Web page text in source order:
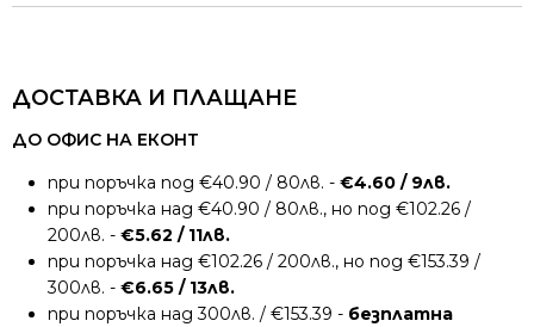
ДОСТАВКА И ПЛАЩАНЕ
ДО ОФИС НА ЕКОНТ
при поръчка под €40.90 / 80лв. - €4.60 / 9лв.
при поръчка над €40.90 / 80лв., но под €102.26 /
200лв. - €5.62 / 11лв.
при поръчка над €102.26 / 200лв., но под €153.39 /
300лв. - €6.65 / 13лв.
при поръчка над 300лв. / €153.39 - безплатна